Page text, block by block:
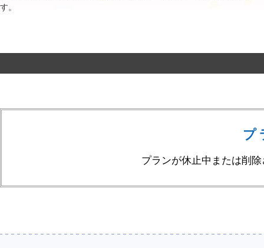
す。
プ
プランが休止中または削